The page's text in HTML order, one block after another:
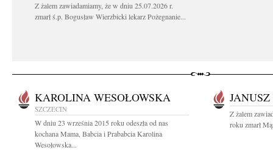
Z żalem zawiadamiamy, że w dniu 25.07.2026 r.
zmarł ś.p. Bogusław Wierzbicki lekarz Pożegnanie...
KAROLINA WESOŁOWSKA
SZCZECIN
W dniu 23 września 2015 roku odeszła od nas
kochana Mama, Babcia i Prababcia Karolina
Wesołowska...
JANUSZ
Z żalem
roku zmarł